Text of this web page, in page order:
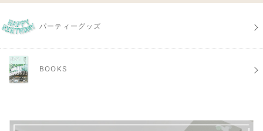
パーティーグッズ
BOOKS